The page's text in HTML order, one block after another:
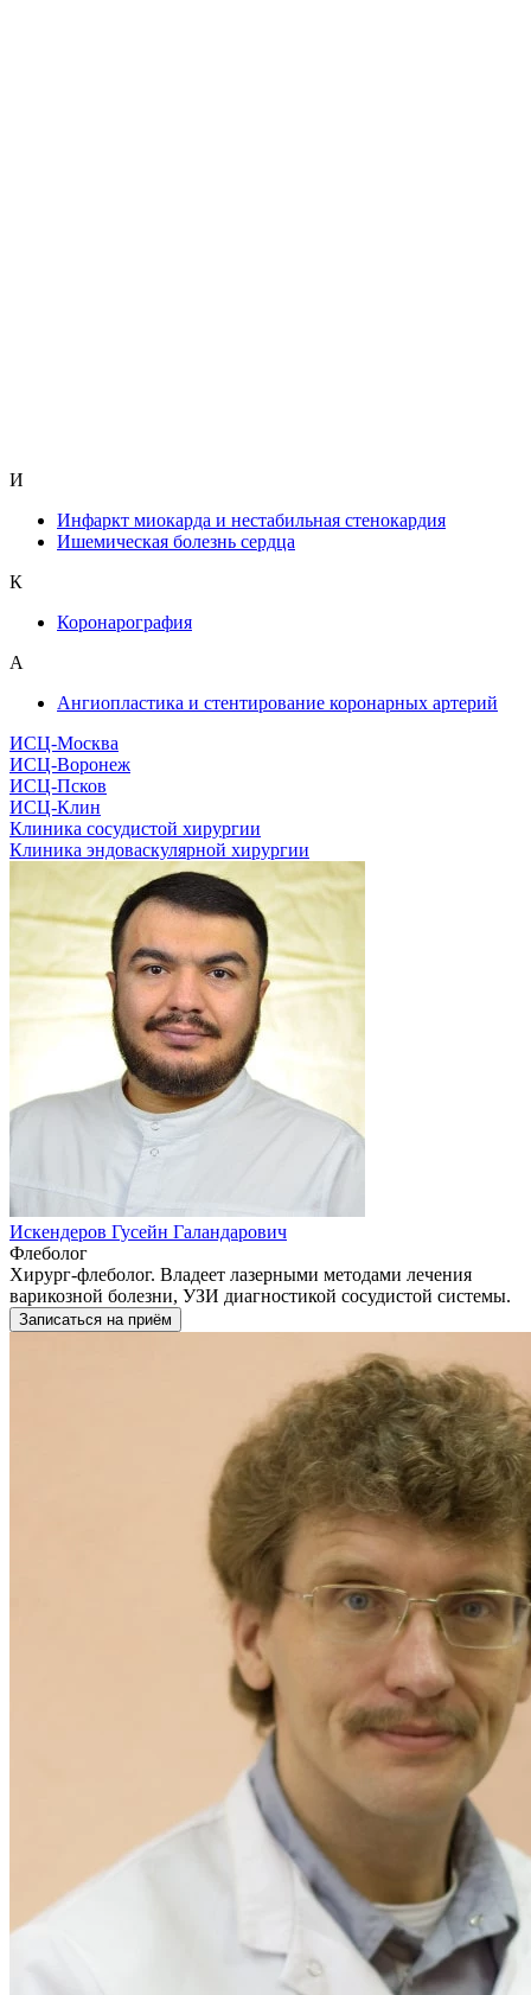
И
Инфаркт миокарда и нестабильная стенокардия
Ишемическая болезнь сердца
К
Коронарография
А
Ангиопластика и стентирование коронарных артерий
ИСЦ-Москва
ИСЦ-Воронеж
ИСЦ-Псков
ИСЦ-Клин
Клиника сосудистой хирургии
Клиника эндоваскулярной хирургии
Искендеров Гусейн Галандарович
Флеболог
Хирург-флеболог. Владеет лазерными методами лечения
варикозной болезни, УЗИ диагностикой сосудистой системы.
Записаться на приём